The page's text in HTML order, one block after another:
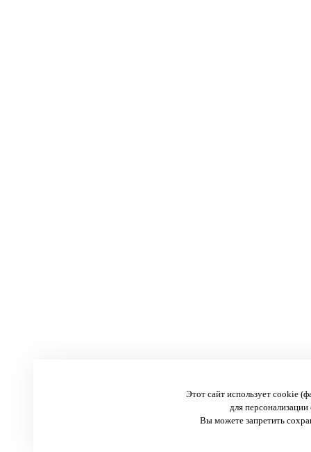
Этот сайт использует cookie
для персонализации
Вы можете запретить